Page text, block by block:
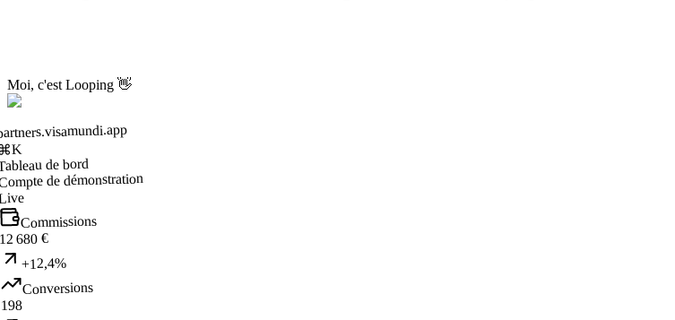
Demander une démo
Moi, c'est Looping 👋
de bord
de démonstration
Commissions
12 680 €
+12,4%
Conversions
198